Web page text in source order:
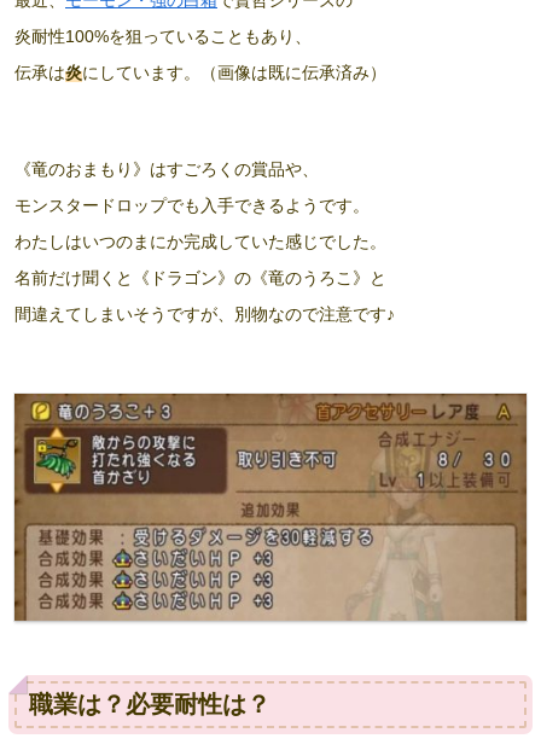
炎耐性100%を狙っていることもあり、
伝承は炎にしています。（画像は既に伝承済み）
《竜のおまもり》はすごろくの賞品や、
モンスタードロップでも入手できるようです。
わたしはいつのまにか完成していた感じでした。
名前だけ聞くと《ドラゴン》の《竜のうろこ》と
間違えてしまいそうですが、別物なので注意です♪
職業は？必要耐性は？